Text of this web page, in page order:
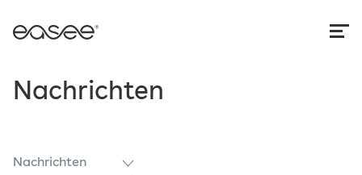
Nachrichten
Nachrichten